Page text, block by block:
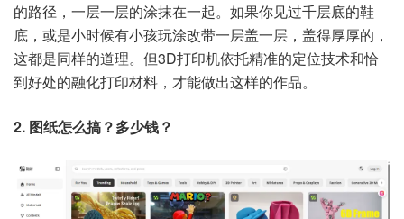
的路径，一层一层的涂抹在一起。如果你见过千层底的鞋
底，或是小时候有小孩玩涂改带一层盖一层，盖得厚厚的，
这都是同样的道理。但3D打印机依托精准的定位技术和恰
到好处的融化打印材料，才能做出这样的作品。
2. 图纸怎么搞？多少钱？